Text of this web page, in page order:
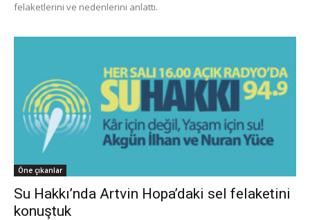
felaketlerini ve nedenlerini anlattı.
Öne çıkanlar
Su Hakkı’nda Artvin Hopa’daki sel felaketini
konuştuk